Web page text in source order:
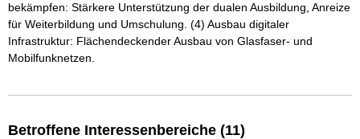
bekämpfen: Stärkere Unterstützung der dualen Ausbildung, Anreize
für Weiterbildung und Umschulung. (4) Ausbau digitaler
Infrastruktur: Flächendeckender Ausbau von Glasfaser- und
Mobilfunknetzen.
Betroffene Interessenbereiche (11)